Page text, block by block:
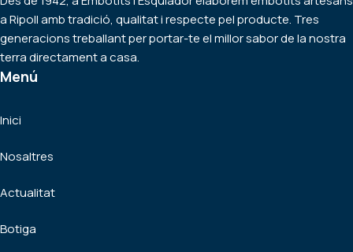
a Ripoll amb tradició, qualitat i respecte pel producte. Tres
generacions treballant per portar-te el millor sabor de la nostra
terra directament a casa.
Menú
Inici
Nosaltres
Actualitat
Botiga